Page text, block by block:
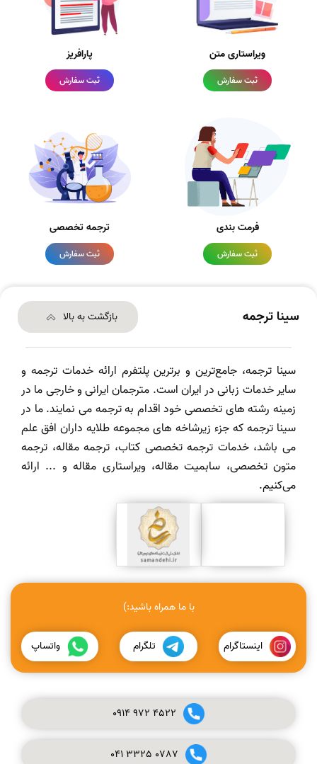
ویراستاری متن
ثبت سفارش
پارافریز
ثبت سفارش
فرمت بندی
ثبت سفارش
ترجمه تخصصی
ثبت سفارش
سینا ترجمه بازگشت به بالا
سینا ترجمه، جامع‌ترین و برترین پلتفرم ارائه خدمات ترجمه و
سایر خدمات زبانی در ایران است. مترجمان ایرانی و خارجی ما در
زمینه رشته های تخصصی خود اقدام به ترجمه می نمایند. ما در
سینا ترجمه که جزء زیرشاخه های مجموعه طلایه داران افق علم
می باشد، خدمات ترجمه تخصصی کتاب، ترجمه مقاله، ترجمه
متون تخصصی، سابمیت مقاله، ویراستاری مقاله و ... ارائه
می‌کنیم.
با ما همراه باشید:)
اینستاگرام تلگرام واتساپ
0914972 4522
041 3325 0787